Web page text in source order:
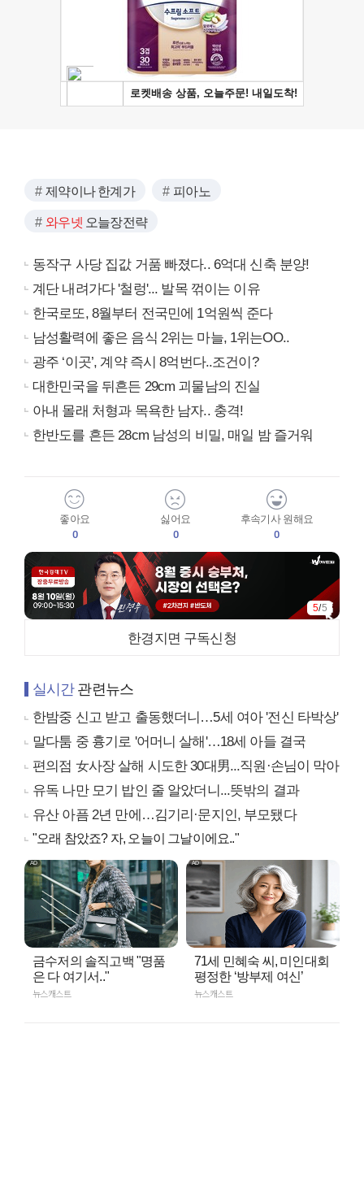
제약이나 한계가 피아노
와우넷 오늘장전략
동작구 사당 집값 거품 빠졌다.. 6억대 신축 분양!
계단 내려가다 '철렁'... 발목 꺾이는 이유
한국로또, 8월부터 전국민에 1억원씩 준다
남성활력에 좋은 음식 2위는 마늘, 1위는OO..
광주 ‘이곳’, 계약 즉시 8억번다..조건이?
대한민국을 뒤흔든 29cm 괴물남의 진실
아내 몰래 처형과 목욕한 남자.. 충격!
한반도를 흔든 28cm 남성의 비밀, 매일 밤 즐거워
좋아요
0
싫어요
0
후속기사 원해요
0
5/5
한경지면 구독신청
실시간관련뉴스
한밤중 신고 받고 출동했더니…5세 여아 '전신 타박상'
말다툼 중 흉기로 '어머니 살해'…18세 아들 결국
편의점 女사장 살해 시도한 30대男...직원·손님이 막아
유독 나만 모기 밥인 줄 알았더니...뜻밖의 결과
유산 아픔 2년 만에…김기리·문지인, 부모됐다
"오래 참았죠? 자, 오늘이 그날이에요.."
금수저의 솔직고백 "명품
은 다 여기서.."
뉴스캐스트
71세 민혜숙 씨, 미인대회
평정한 ‘방부제 여신’
뉴스캐스트